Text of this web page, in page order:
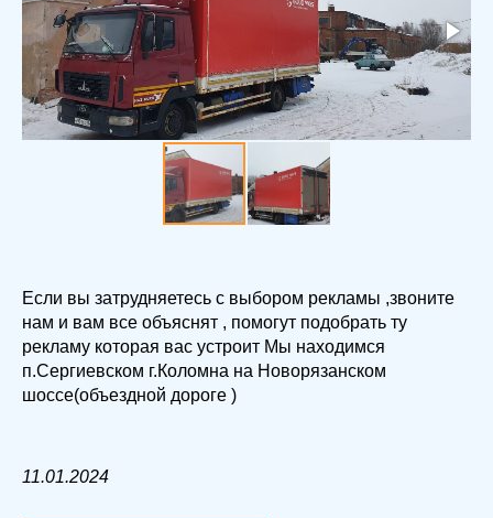
Если вы затрудняетесь с выбором рекламы ,звоните
нам и вам все объяснят , помогут подобрать ту
рекламу которая вас устроит Мы находимся
п.Сергиевском г.Коломна на Новорязанском
шоссе(объездной дороге )
11.01.2024